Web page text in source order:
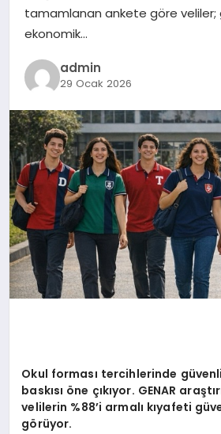
tamamlanan ankete göre veliler;
ekonomik…
admin
29 Ocak 2026
Okul forması tercihlerinde
baskısı öne çıkıyor. GENAR araştı
velilerin %88’i armalı kıyafeti
görüyor.